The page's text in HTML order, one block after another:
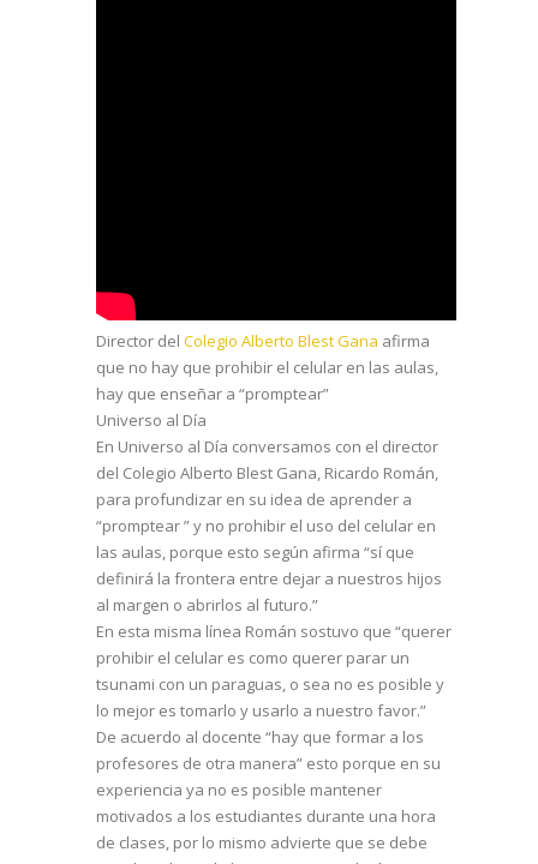
Director del Colegio Alberto Blest Gana afirma
que no hay que prohibir el celular en las aulas,
hay que enseñar a “promptear”
Universo al Día
En Universo al Día conversamos con el director
del Colegio Alberto Blest Gana, Ricardo Román,
para profundizar en su idea de aprender a
“promptear ” y no prohibir el uso del celular en
las aulas, porque esto según afirma “sí que
definirá la frontera entre dejar a nuestros hijos
al margen o abrirlos al futuro.”
En esta misma línea Román sostuvo que “querer
prohibir el celular es como querer parar un
tsunami con un paraguas, o sea no es posible y
lo mejor es tomarlo y usarlo a nuestro favor.”
De acuerdo al docente “hay que formar a los
profesores de otra manera” esto porque en su
experiencia ya no es posible mantener
motivados a los estudiantes durante una hora
de clases, por lo mismo advierte que se debe